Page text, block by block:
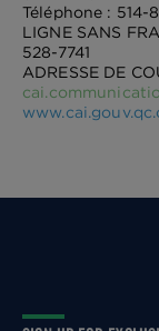
Téléphone : 514-
LIGNE SANS
528-7741
ADRESSE DE